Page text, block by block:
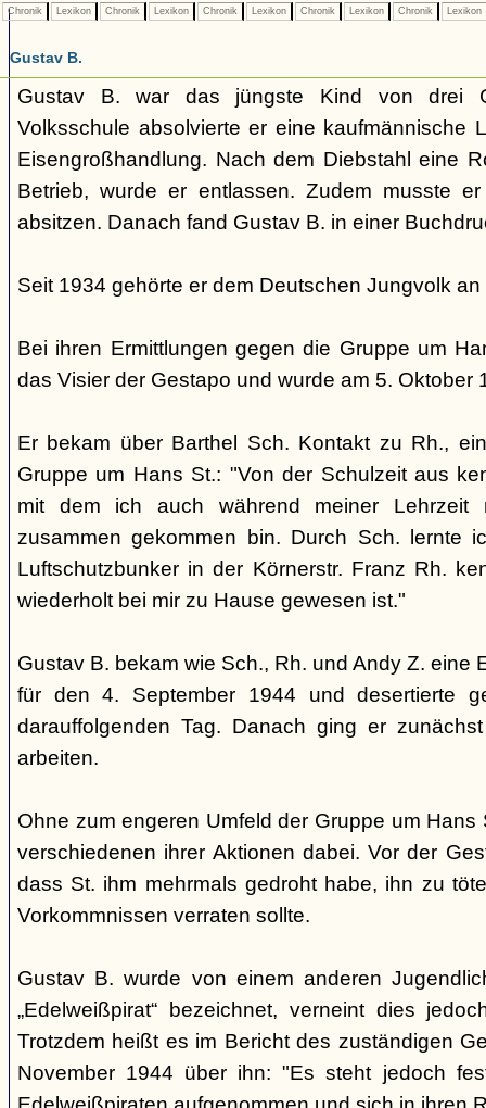
Chronik Lexikon Chronik Lexikon Chronik Lexikon Chronik Lexikon Chronik Lexikon
Gustav B.
Gustav B. war das jüngste Kind von drei
Volksschule absolvierte er eine kaufmännische
Eisengroßhandlung. Nach dem Diebstahl eine
Betrieb, wurde er entlassen. Zudem musste
absitzen. Danach fand Gustav B. in einer
Seit 1934 gehörte er dem Deutschen Jungvolk
Bei ihren Ermittlungen gegen die Gruppe um
das Visier der Gestapo und wurde am 5. Oktober
Er bekam über Barthel Sch. Kontakt zu Rh.,
Gruppe um Hans St.: "Von der Schulzeit aus
mit dem ich auch während meiner Lehrzeit
zusammen gekommen bin. Durch Sch. lernte
Luftschutzbunker in der Körnerstr. Franz Rh.
wiederholt bei mir zu Hause gewesen ist."
Gustav B. bekam wie Sch., Rh. und Andy Z. eine
für den 4. September 1944 und desertierte
darauffolgenden Tag. Danach ging er
arbeiten.
Ohne zum engeren Umfeld der Gruppe um Hans
verschiedenen ihrer Aktionen dabei. Vor der
dass St. ihm mehrmals gedroht habe, ihn zu
Vorkommnissen verraten sollte.
Gustav B. wurde von einem anderen
„Edelweißpirat“ bezeichnet, verneint dies
Trotzdem heißt es im Bericht des zuständigen
November 1944 über ihn: "Es steht jedoch